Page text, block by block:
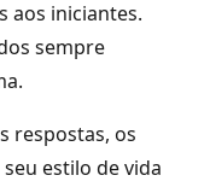
aos iniciantes.
sempre
respostas, os
estilo de vida